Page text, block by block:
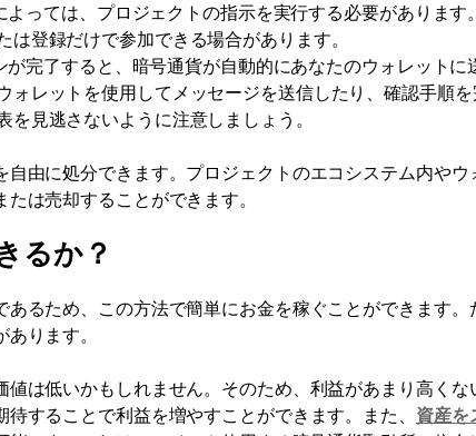
よっては、プロジェクトの指示を実行する必要があります
登録だけで参加できる場合があります。
が完了すると、暗号通貨が自動的にあなたのウォレットに
レットを使用してメッセージを送信したり、確認手順を
見逃さないように注意しましょう。
由に処分できます。プロジェクトのエコシステム内やウ
は売却することができます。
るか？
るため、この方法で簡単にお金を稼ぐことができます。
ります。
は低いかもしれません。そのため、利益があまり高くな
することで利益を増やすことができます。また、 資産を